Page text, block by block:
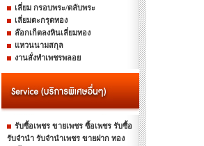
เลี่ยม กรอบพระ/ตลับพระ
เลี่ยมตะกรุดทอง
ล๊อกเก็ตลงหินเลี่ยมทอง
แหวนนามสกุล
งานสั่งทำเพชรพลอย
รับซื้อเพชร ขายเพชร ซื้อเพชร รับซื้อ
รับจำนำ รับจำนำเพชร ขายฝาก ทอง